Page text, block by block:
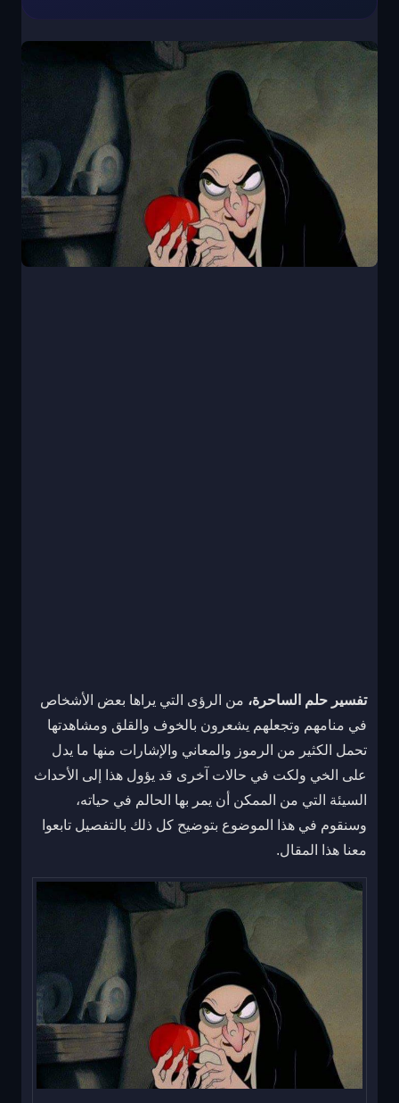
تفسير حلم الساحرة، من الرؤى التي يراها بعض الأشخاص
في منامهم وتجعلهم يشعرون بالخوف والقلق ومشاهدتها
تحمل الكثير من الرموز والمعاني والإشارات منها ما يدل
على الخي ولكت في حالات آخرى قد يؤول هذا إلى الأحداث
السيئة التي من الممكن أن يمر بها الحالم في حياته،
وسنقوم في هذا الموضوع بتوضيح كل ذلك بالتفصيل تابعوا
معنا هذا المقال.